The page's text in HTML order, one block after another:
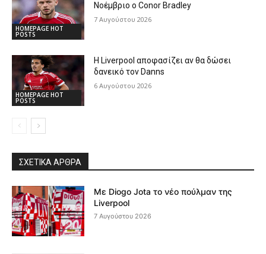
HOMEPAGE HOT
POSTS
Νοέμβριο ο Conor Bradley
7 Αυγούστου 2026
HOMEPAGE HOT
POSTS
Η Liverpool αποφασίζει αν θα δώσει
δανεικό τον Danns
6 Αυγούστου 2026
ΣΧΕΤΙΚΆ ΆΡΘΡΑ
Με Diogo Jota το νέο πούλμαν της
Liverpool
7 Αυγούστου 2026